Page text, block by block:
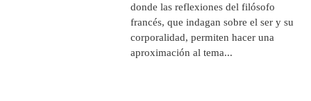
donde las reflexiones del filósofo
francés, que indagan sobre el ser y su
corporalidad, permiten hacer una
aproximación al tema...